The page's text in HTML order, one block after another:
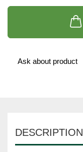
Ask about product
DESCRIPTION